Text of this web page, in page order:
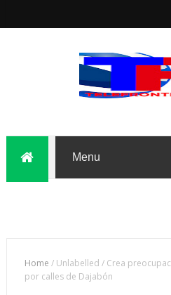
Home /Unlabelled / Crea
por calles de Dajabón